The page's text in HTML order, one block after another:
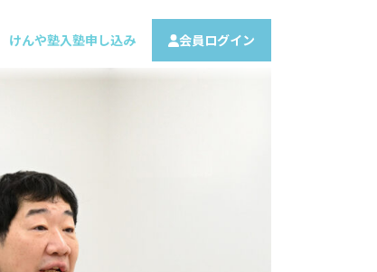
けんや塾入塾申し込み 会員ログイン